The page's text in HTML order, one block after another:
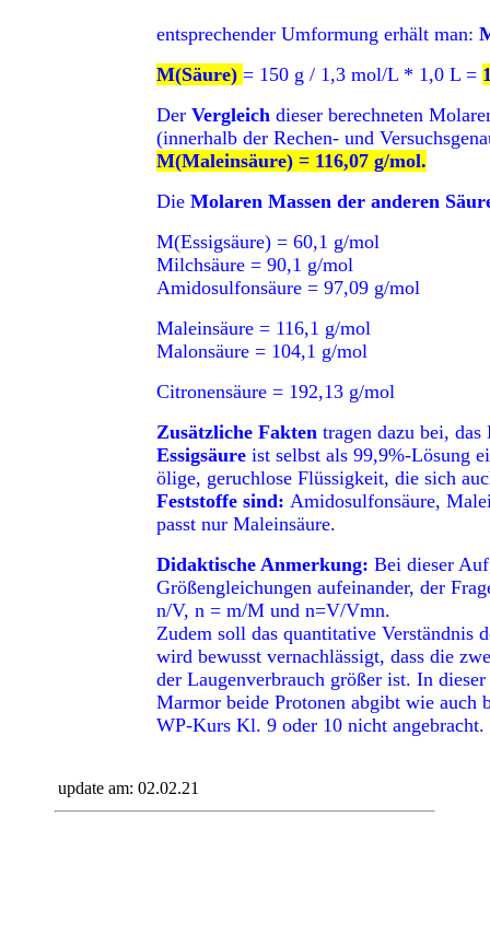
entsprechender Umformung erhält man:
M(Säure) = 150 g / 1,3 mol/L * 1,0 L =
Der Vergleich dieser berechneten
(innerhalb der Rechen- und
M(Maleinsäure) = 116,07 g/mol.
Die Molaren Massen der anderen
M(Essigsäure) = 60,1 g/mol
Milchsäure = 90,1 g/mol
Amidosulfonsäure = 97,09 g/mol
Maleinsäure = 116,1 g/mol
Malonsäure = 104,1 g/mol
Citronensäure = 192,13 g/mol
Zusätzliche Fakten tragen dazu bei,
Essigsäure ist selbst als 99,9%-Lösung
ölige, geruchlose Flüssigkeit, die sich
Feststoffe sind: Amidosulfonsäure,
passt nur Maleinsäure.
Didaktische Anmerkung: Bei dieser
Größengleichungen aufeinander, der
n/V, n = m/M und n=V/Vmn.
Zudem soll das quantitative Verständnis
wird bewusst vernachlässigt, dass die
der Laugenverbrauch größer ist. In
Marmor beide Protonen abgibt wie auch
WP-Kurs Kl. 9 oder 10 nicht angebracht.
update am: 02.02.21